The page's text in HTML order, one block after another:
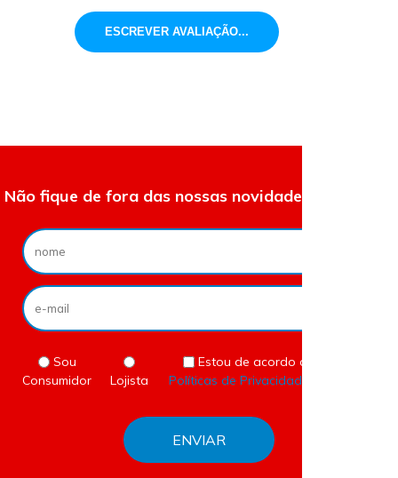
ESCREVER AVALIAÇÃO...
Não fique de fora das nossas novidades e ofertas.
Sou
Consumidor
Lojista
Estou de acordo com as
Políticas de Privacidade